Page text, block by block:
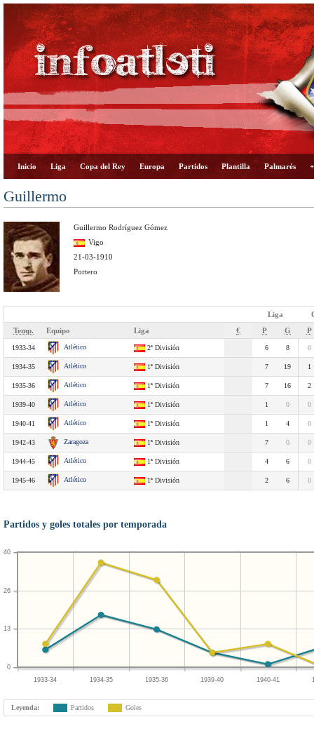
Inicio Liga Copa del Rey Europa Partidos Plantilla Palmarés
Guillermo
Guillermo Rodríguez Gómez
Vigo
21-03-1910
Portero
Liga
Temp.
Equipo Liga € P G P
1933-34 Atlético 2ª División 6 8 0
1934-35 Atlético 1ª División 7 19 1
1935-36 Atlético 1ª División 7 16 2
1939-40 Atlético 1ª División 1 0 0
1940-41 Atlético 1ª División 1 4 0
1942-43 Zaragoza 1ª División 7 0 0
1944-45 Atlético 1ª División 4 6 0
1945-46 Atlético 1ª División 2 6 0
Partidos y goles totales por temporada
1933-34 1934-35 1935-36 1939-40 1940-41
0
13
26
40
Leyenda: Partidos Goles